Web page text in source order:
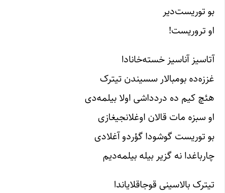
بو توریست‌دیر
او تروریست!
آتاسیز آناسیز خسته‌خانادا
غززه‌ده بومبالار سسیندن تیترک
هئچ کیم ده دردداشی اولا بیلمه‌دی
او سبزه مات قالان اوغلانجیغازی
بو توریست گوشودا گؤردو آغلادی
چارباغدا نه گزیر بیله بیلمه‌دیم
تیترک بالاسینی قوجاقلایاندا